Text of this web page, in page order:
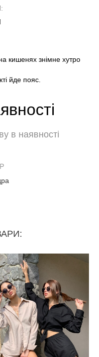
кишенях знімне хутро
йде пояс.
в наявності